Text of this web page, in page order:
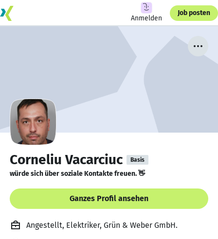
Anmelden
Job posten
Corneliu Vacarciuc Basis
würde sich über soziale Kontakte freuen. 👋
Ganzes Profil ansehen
Angestellt, Elektriker, Grün & Weber GmbH.